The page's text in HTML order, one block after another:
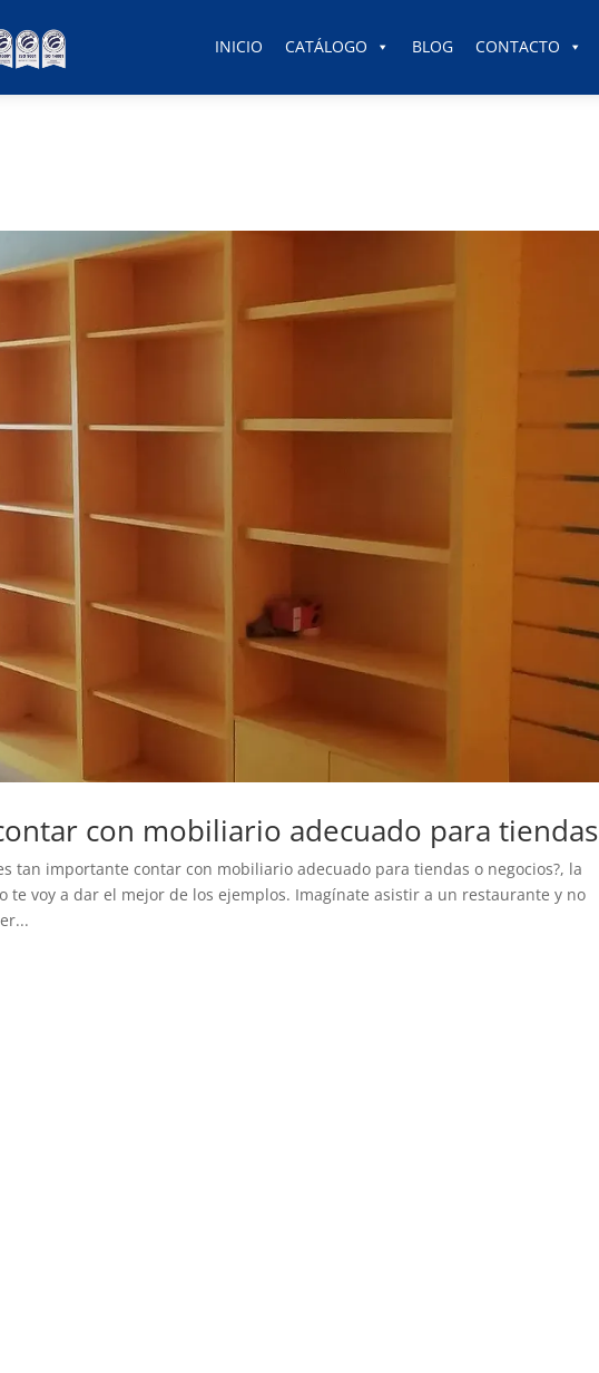
INICIO CATÁLOGO BLOG CONTACTO
con mobiliario adecuado para tiendas
tan importante contar con mobiliario adecuado para tiendas o negocios?, la
te voy a dar el mejor de los ejemplos. Imagínate asistir a un restaurante y no